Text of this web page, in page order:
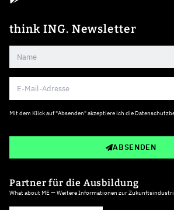
think ING. Newsletter
Mit dem Klick auf "Absenden" akzeptiere ich die
ABSENDEN
Partner für die Ausbildung
What about ME — Weitere Informationen zur